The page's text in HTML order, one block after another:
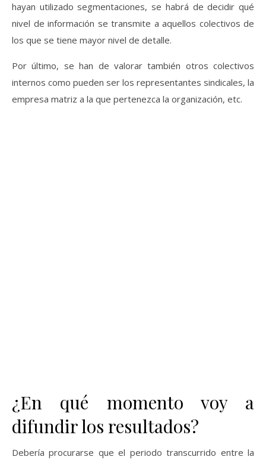
hayan utilizado segmentaciones, se habrá de decidir qué
nivel de información se transmite a aquellos colectivos de
los que se tiene mayor nivel de detalle.
Por último, se han de valorar también otros colectivos
internos como pueden ser los representantes sindicales, la
empresa matriz a la que pertenezca la organización, etc.
¿En qué momento voy a
difundir los resultados?
Debería procurarse que el periodo transcurrido entre la